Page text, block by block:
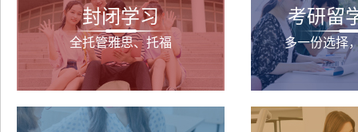
封闭学习
全托管雅思、托福
考研留
多一份选择